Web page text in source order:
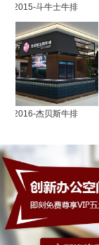
2015-斗牛士牛排
2016-杰贝斯牛排